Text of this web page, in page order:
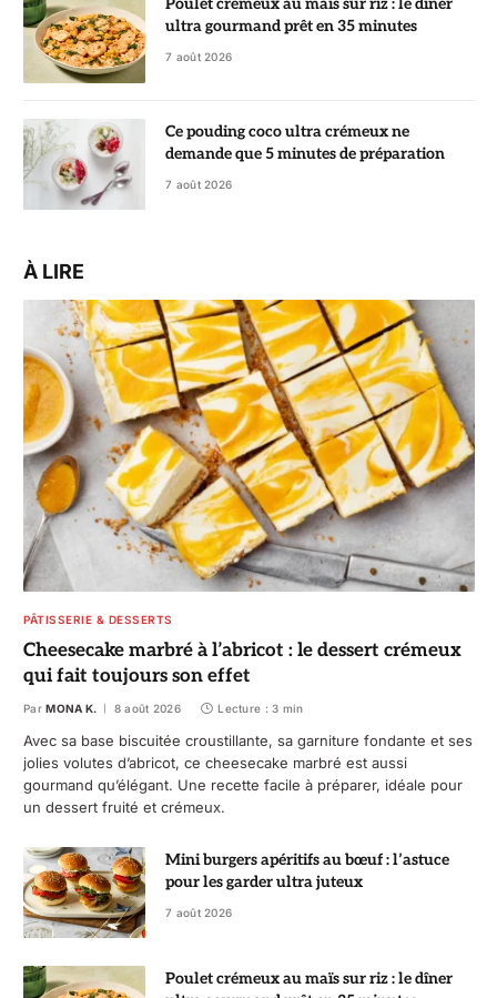
Poulet crémeux au maïs sur riz : le dîner
ultra gourmand prêt en 35 minutes
7 août 2026
Ce pouding coco ultra crémeux ne
demande que 5 minutes de préparation
7 août 2026
À LIRE
PÂTISSERIE & DESSERTS
Cheesecake marbré à l’abricot : le dessert crémeux
qui fait toujours son effet
Par MONA K. 8 août 2026 Lecture : 3 min
Avec sa base biscuitée croustillante, sa garniture fondante et ses
jolies volutes d’abricot, ce cheesecake marbré est aussi
gourmand qu’élégant. Une recette facile à préparer, idéale pour
un dessert fruité et crémeux.
Mini burgers apéritifs au bœuf : l’astuce
pour les garder ultra juteux
7 août 2026
Poulet crémeux au maïs sur riz : le dîner